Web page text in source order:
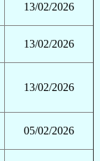
13/02/2026
13/02/2026
13/02/2026
05/02/2026